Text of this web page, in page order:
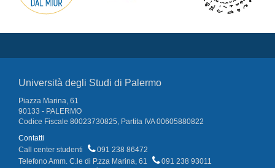
Università degli Studi di Palermo
Piazza Marina, 61
90133 - PALERMO
Codice Fiscale 80023730825, Partita IVA 00605880822
Contatti
Call center studenti
091 238 86472
Telefono Amm. C.le di P.zza Marina, 61
091 238 93011